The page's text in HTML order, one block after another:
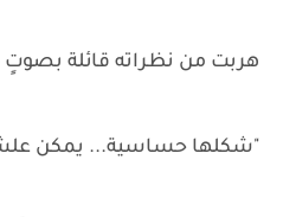
هربت من نظراته قائلة
"شكلها حساسية... يمكن